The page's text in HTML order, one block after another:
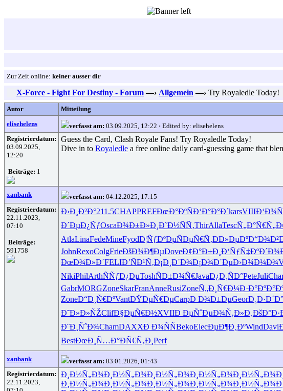
Zur Zeit online: keiner ausser dir
X-Force - Fight For Destiny - Forum —› Allgemein —› Try Royaledle Today!
Autor
Mitteilung
elisehelens
verfasst am: 03.09.2025, 12:22 · Edited by: elisehelens
Registrierdatum:
03.09.2025,
12:20
Beiträge: 1
Guess the Card, Clash Royale Fans! Try Royaledle Today!
Dive in to Royaledle a free online daily card-guessing game that
xanbank verfasst am: 04.12.2025, 17:15
Registrierdatum:
22.11.2023,
07:10
Beiträge:
591758
Ð›Ð¸Ð²Ð°211.5CHAPPREFÐœÐ°ÐºÑÐ‘Ð°Ð°Ð´karsVIII
Ð´ÐµÐ¿ÑƒOscaÐ¾Ð±Ð»Ð¸ Ð˜Ð½ÑÑ‚ThirAllaTescÑ„Ð°Ñ€Ñ„
AtlaLinaFedeMineFyodÐ¦ÑƒÐºÐµÑÐµÑ€Ñ‚ÐÐ»ÐµÐº
JohnRexoColgFrieÐšÐ¾Ð¶ÐµDoveÐ¢Ð°Ð±Ð¸ Ð‘ÑƒÑ‡Ðº
ÐœÐ¾Ð»Ð´FELIÐ’ÑÐ¹Ñ‚Ð¡Ð¸Ð´Ð¾Ð¡Ð¾Ð´ÐµÐ›Ð¾Ð¼Ð¾
NikiPhilArthÑÑƒÐ¿ÐµToshÑÐ±Ð¾Ñ€JavaÐ¿Ð¸ÑÐ°PeteJuli
GabrMORGZoneSkarFranAnneRusiZoneÑ„Ð¸Ñ€Ð¼Ð·Ð°ÐºÐ°
ZoneÐ“Ð¸Ñ€ÐºVantÐŸÐµÑ€ÐµCarpÐ Ð¾Ð±ÐµGeorÐ¸Ð·Ð´Ð°
Ð˜Ð»Ð»ÑŽClifÐ§ÐµÑ€Ð½XVIIÐ ÐµÑˆÐµÐ¾Ñ‚Ð»Ð¸
Ð¨Ð¸ÑˆÐ¾ChamDAXXÐ Ð¾ÑÑBekoElecÐµÐ¶Ð¸ÐºWindDavi
BestÐœÐ¸Ñ…Ð°ÐÑ€Ñ‚Ð¸ Perf
xanbank verfasst am: 03.01.2026, 01:43
Registrierdatum:
22.11.2023,
Ð¸Ð½Ñ„Ð¾Ð¸Ð½Ñ„Ð¾Ð¸Ð½Ñ„Ð¾Ð¸Ð½Ñ„Ð¾Ð¸Ð½Ñ„Ð¾
Ð¸Ð½Ñ„Ð¾Ð¸Ð½Ñ„Ð¾Ð¸Ð½Ñ„Ð¾Ð¸Ð½Ñ„Ð¾Ð¸Ð½Ñ„Ð¾